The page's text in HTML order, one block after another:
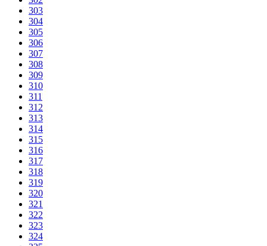
303
304
305
306
307
308
309
310
311
312
313
314
315
316
317
318
319
320
321
322
323
324